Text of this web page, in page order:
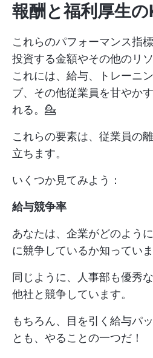
報酬と福利厚生の
これらのパフォーマンス指
投資する金額やその他のリ
これには、給与、トレーニ
ブ、その他従業員を甘やか
れる。💁
これらの要素は、従業員の
立ちます。
いくつか見てみよう：
給与競争率
あなたは、企業がどのよう
に競争しているか知ってい
同じように、人事部も優秀
他社と競争しています。
もちろん、目を引く給与パ
とも、やることの一つだ！